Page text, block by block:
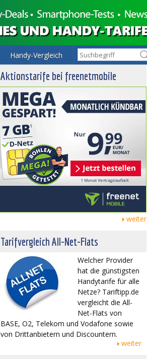
Handy-Vergleich
Aktionstarife bei freenetmobile
weiter
Tarifvergleich All-Net-Flats
Welcher Provider
hat die günstigsten
Handytarife für alle
Netze? Tariftipp.de
vergleicht die All-
Net-Flats von
BASE, O2, Telekom und Vodafone sowie
von Drittanbietern und Discountern.
weiter